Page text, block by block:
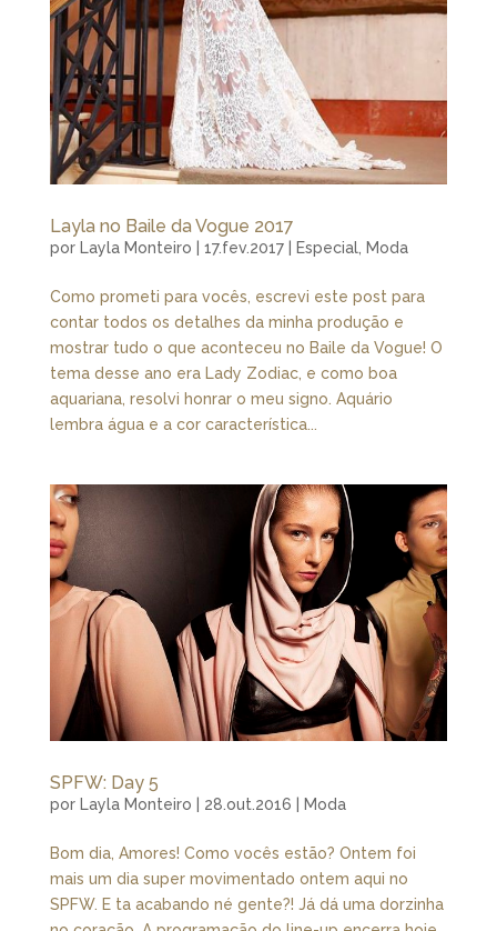
Layla no Baile da Vogue 2017
por Layla Monteiro 17.fev.2017| Especial, Moda
Como prometi para vocês, escrevi este post para
contar todos os detalhes da minha produção e
mostrar tudo o que aconteceu no Baile da Vogue! O
tema desse ano era Lady Zodiac, e como boa
aquariana, resolvi honrar o meu signo. Aquário
lembra água e a cor característica...
SPFW: Day 5
por Layla Monteiro 28.out.2016 Moda
Bom dia, Amores! Como vocês estão? Ontem foi
mais um dia super movimentado ontem aqui no
SPFW. E ta acabando né gente?! Já dá uma dorzinha